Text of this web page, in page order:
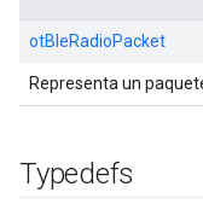
otBleRadioPacket
Representa un
Typedefs